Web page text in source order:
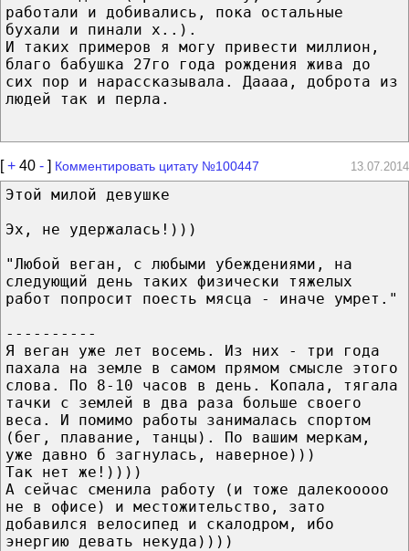
работали и добивались, пока остальные
бухали и пинали х..).
И таких примеров я могу привести миллион,
благо бабушка 27го года рождения жива до
сих пор и нарассказывала. Даааа, доброта из
людей так и перла.
[+ 40 - ] Комментировать цитату №100447 13.07.2014
Этой милой девушке
Эх, не удержалась!)))
"Любой веган, с любыми убеждениями, на
следующий день таких физически тяжелых
работ попросит поесть мясца - иначе умрет."
----------
Я веган уже лет восемь. Из них - три года
пахала на земле в самом прямом смысле этого
слова. По 8-10 часов в день. Копала, тягала
тачки с землей в два раза больше своего
веса. И помимо работы занималась спортом
(бег, плавание, танцы). По вашим меркам,
уже давно б загнулась, наверное)))
Так нет же!))))
А сейчас сменила работу (и тоже далекооооо
не в офисе) и местожительство, зато
добавился велосипед и скалодром, ибо
энергию девать некуда))))